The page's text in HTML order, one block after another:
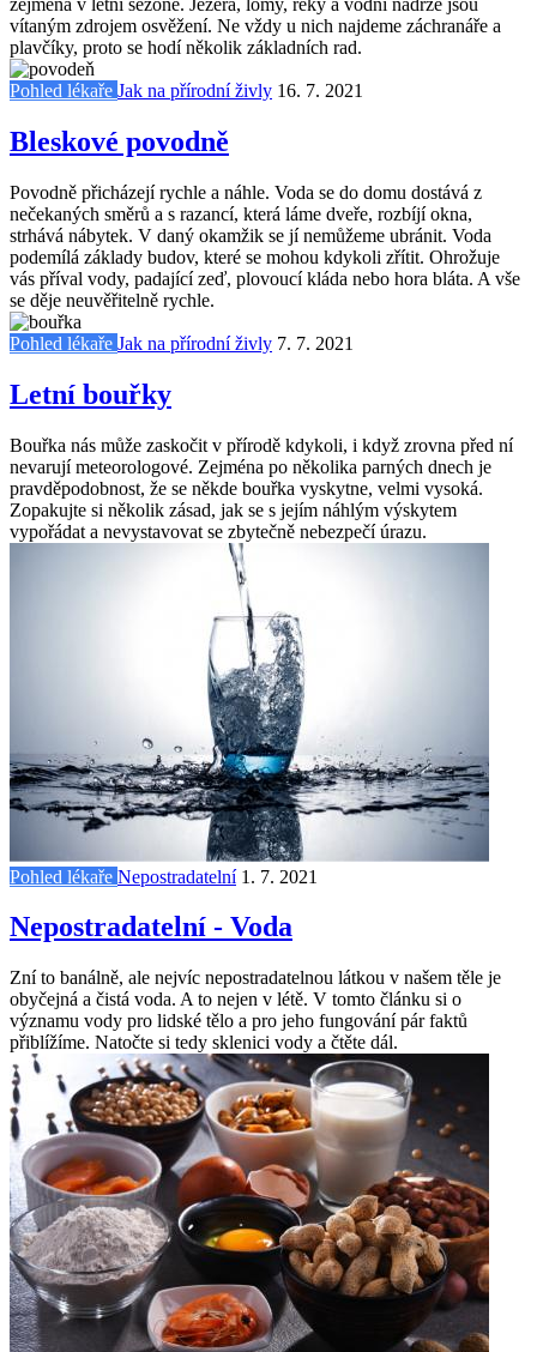
zejména v letní sezoně. Jezera, lomy, řeky a vodní nádrže jsou
vítaným zdrojem osvěžení. Ne vždy u nich najdeme záchranáře a
plavčíky, proto se hodí několik základních rad.
Pohled lékaře Jak na přírodní živly 16. 7. 2021
Bleskové povodně
Povodně přicházejí rychle a náhle. Voda se do domu dostává z
nečekaných směrů a s razancí, která láme dveře, rozbíjí okna,
strhává nábytek. V daný okamžik se jí nemůžeme ubránit. Voda
podemílá základy budov, které se mohou kdykoli zřítit. Ohrožuje
vás příval vody, padající zeď, plovoucí kláda nebo hora bláta. A vše
se děje neuvěřitelně rychle.
Pohled lékaře Jak na přírodní živly 7. 7. 2021
Letní bouřky
Bouřka nás může zaskočit v přírodě kdykoli, i když zrovna před ní
nevarují meteorologové. Zejména po několika parných dnech je
pravděpodobnost, že se někde bouřka vyskytne, velmi vysoká.
Zopakujte si několik zásad, jak se s jejím náhlým výskytem
vypořádat a nevystavovat se zbytečně nebezpečí úrazu.
Pohled lékaře Nepostradatelní 1. 7. 2021
Nepostradatelní - Voda
Zní to banálně, ale nejvíc nepostradatelnou látkou v našem těle je
obyčejná a čistá voda. A to nejen v létě. V tomto článku si o
významu vody pro lidské tělo a pro jeho fungování pár faktů
přiblížíme. Natočte si tedy sklenici vody a čtěte dál.